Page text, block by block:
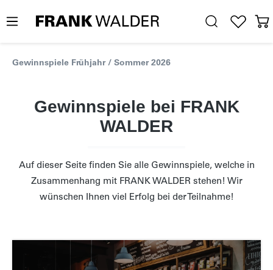
Gewinnspiele Frühjahr / Sommer 2026
Gewinnspiele bei FRANK
WALDER
Auf dieser Seite finden Sie alle Gewinnspiele, welche in
Zusammenhang mit FRANK WALDER stehen! Wir
wünschen Ihnen viel Erfolg bei der Teilnahme!